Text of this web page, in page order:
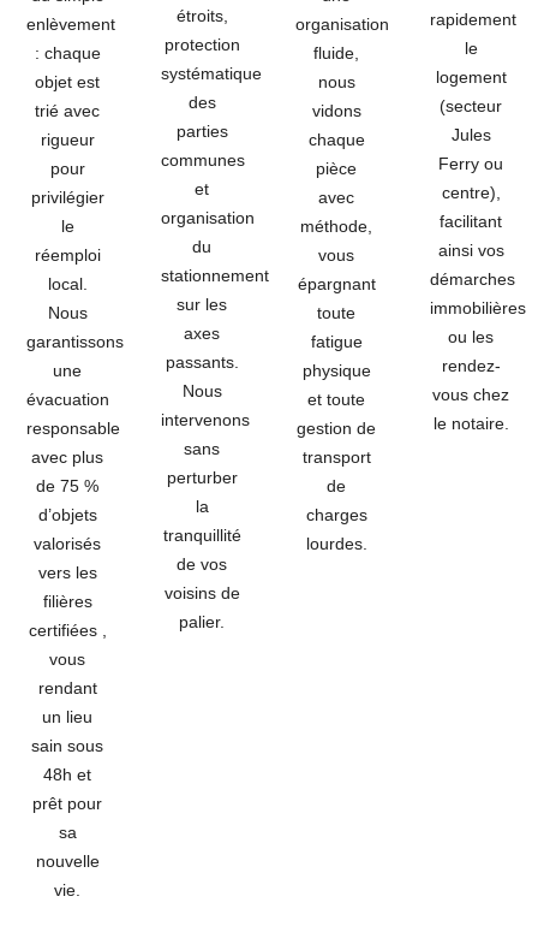
enlèvement
: chaque
objet est
trié avec
rigueur
pour
privilégier
le
réemploi
local.
Nous
garantissons
une
évacuation
responsable
avec plus
de 75 %
d’objets
valorisés
vers les
filières
certifiées ,
vous
rendant
un lieu
sain sous
48h et
prêt pour
sa
nouvelle
vie.
étroits,
protection
systématique
des
parties
communes
et
organisation
du
stationnement
sur les
axes
passants.
Nous
intervenons
sans
perturber
la
tranquillité
de vos
voisins de
palier.
organisation
fluide,
nous
vidons
chaque
pièce
avec
méthode,
vous
épargnant
toute
fatigue
physique
et toute
gestion de
transport
de
charges
lourdes.
rapidement
le
logement
(secteur
Jules
Ferry ou
centre),
facilitant
ainsi vos
démarches
immobilières
ou les
rendez-
vous chez
le notaire.